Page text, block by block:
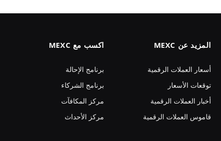
المزيد عن MEXC
أسعار العملات الرقمية
توقعات الأسعار
أخبار العملات الرقمية
قاموس العملات الرقمية
اكسب مع MEXC
برنامج الإحالة
برنامج الشركاء
مركز المكافآت
مركز الأحداث